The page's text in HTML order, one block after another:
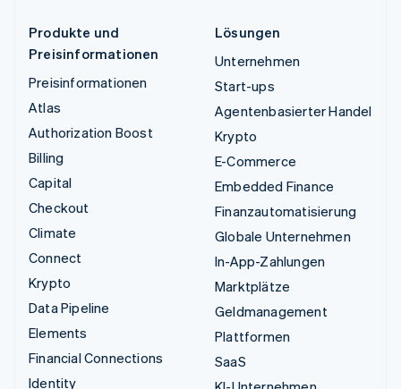
Produkte und
Preisinformationen
Preisinformationen
Atlas
Authorization Boost
Billing
Capital
Checkout
Climate
Connect
Krypto
Data Pipeline
Elements
Financial Connections
Identity
Lösungen
Unternehmen
Start-ups
Agentenbasierter Handel
Krypto
E-Commerce
Embedded Finance
Finanzautomatisierung
Globale Unternehmen
In-App-Zahlungen
Marktplätze
Geldmanagement
Plattformen
SaaS